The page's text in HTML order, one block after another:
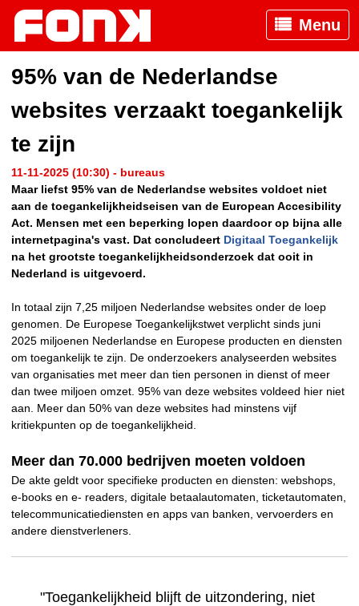
Menu
95% van de Nederlandse
websites verzaakt toegankelijk
te zijn
11-11-2025 (10:30) - bureaus
Maar liefst 95% van de Nederlandse websites voldoet niet
aan de toegankelijkheidseisen van de European Accesibility
Act. Mensen met een beperking lopen daardoor op bijna alle
internetpagina's vast. Dat concludeert Digitaal Toegankelijk
na het grootste toegankelijkheidsonderzoek dat ooit in
Nederland is uitgevoerd.
In totaal zijn 7,25 miljoen Nederlandse websites onder de loep
genomen. De Europese Toegankelijkstwet verplicht sinds juni
2025 miljoenen Nederlandse en Europese producten en diensten
om toegankelijk te zijn. De onderzoekers analyseerden websites
van organisaties met meer dan tien personen in dienst of meer
dan twee miljoen omzet. 95% van deze websites voldeed hier niet
aan. Meer dan 50% van deze websites had minstens vijf
kritiekpunten op de toegankelijkheid.
Meer dan 70.000 bedrijven moeten voldoen
De akte geldt voor specifieke producten en diensten: webshops,
e-books en e- readers, digitale betaalautomaten, ticketautomaten,
telecommunicatiediensten en apps van banken, vervoerders en
andere dienstverleners.
"Toegankelijkheid blijft de uitzondering, niet